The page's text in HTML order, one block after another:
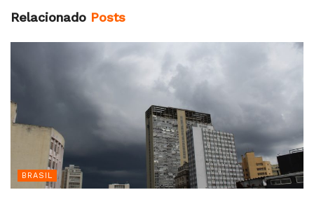
Relacionado Posts
BRASIL